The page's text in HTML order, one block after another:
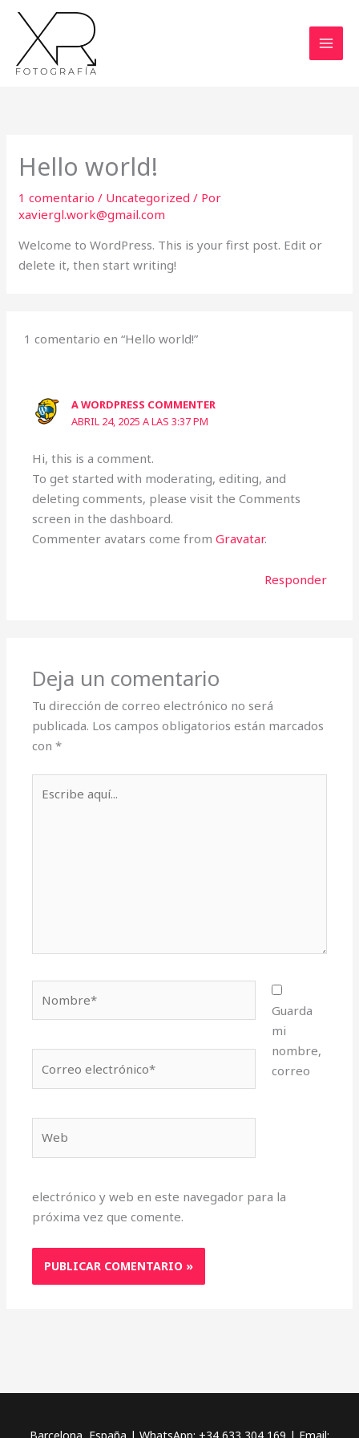
contenido
Hello world!
1 comentario / Uncategorized / Por
xaviergl.work@gmail.com
Welcome to WordPress. This is your first post. Edit or
delete it, then start writing!
1 comentario en “Hello world!”
A WORDPRESS COMMENTER
ABRIL 24, 2025 A LAS 3:37 PM
Hi, this is a comment.
To get started with moderating, editing, and
deleting comments, please visit the Comments
screen in the dashboard.
Commenter avatars come fromGravatar.
Responder
Deja un comentario
Tu dirección de correo electrónico no será
publicada. Los campos obligatorios están marcados
con*
aquí...
electrónico*
Guarda
mi
nombre,
correo
electrónico y web en este navegador para la
próxima vez que comente.